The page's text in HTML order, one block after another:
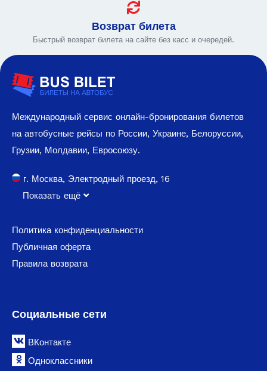
Возврат билета
Быстрый возврат билета на сайте без касс и очередей.
Международный сервис онлайн-бронирования билетов
на автобусные рейсы по России, Украине, Белоруссии,
Грузии, Молдавии, Евросоюзу.
г. Москва, Электродный проезд, 16
Показать ещё
Политика конфиденциальности
Публичная оферта
Правила возврата
Социальные сети
ВКонтакте
Одноклассники